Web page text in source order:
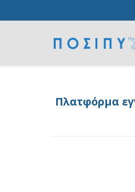
Πλατφόρμα